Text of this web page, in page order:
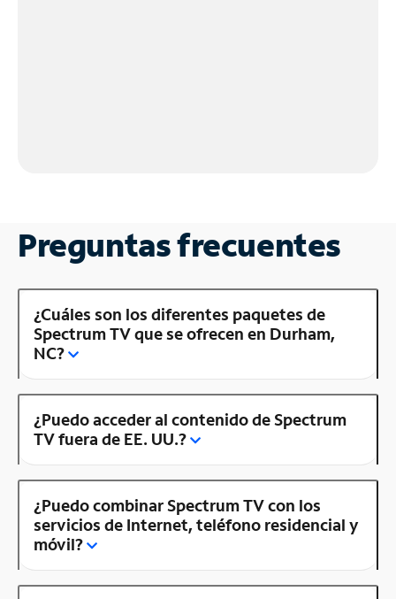
Preguntas frecuentes
¿Cuáles son los diferentes paquetes de
Spectrum TV que se ofrecen en Durham,
NC?
¿Puedo acceder al contenido de Spectrum
TV fuera de EE. UU.?
¿Puedo combinar Spectrum TV con los
servicios de Internet, teléfono residencial y
móvil?